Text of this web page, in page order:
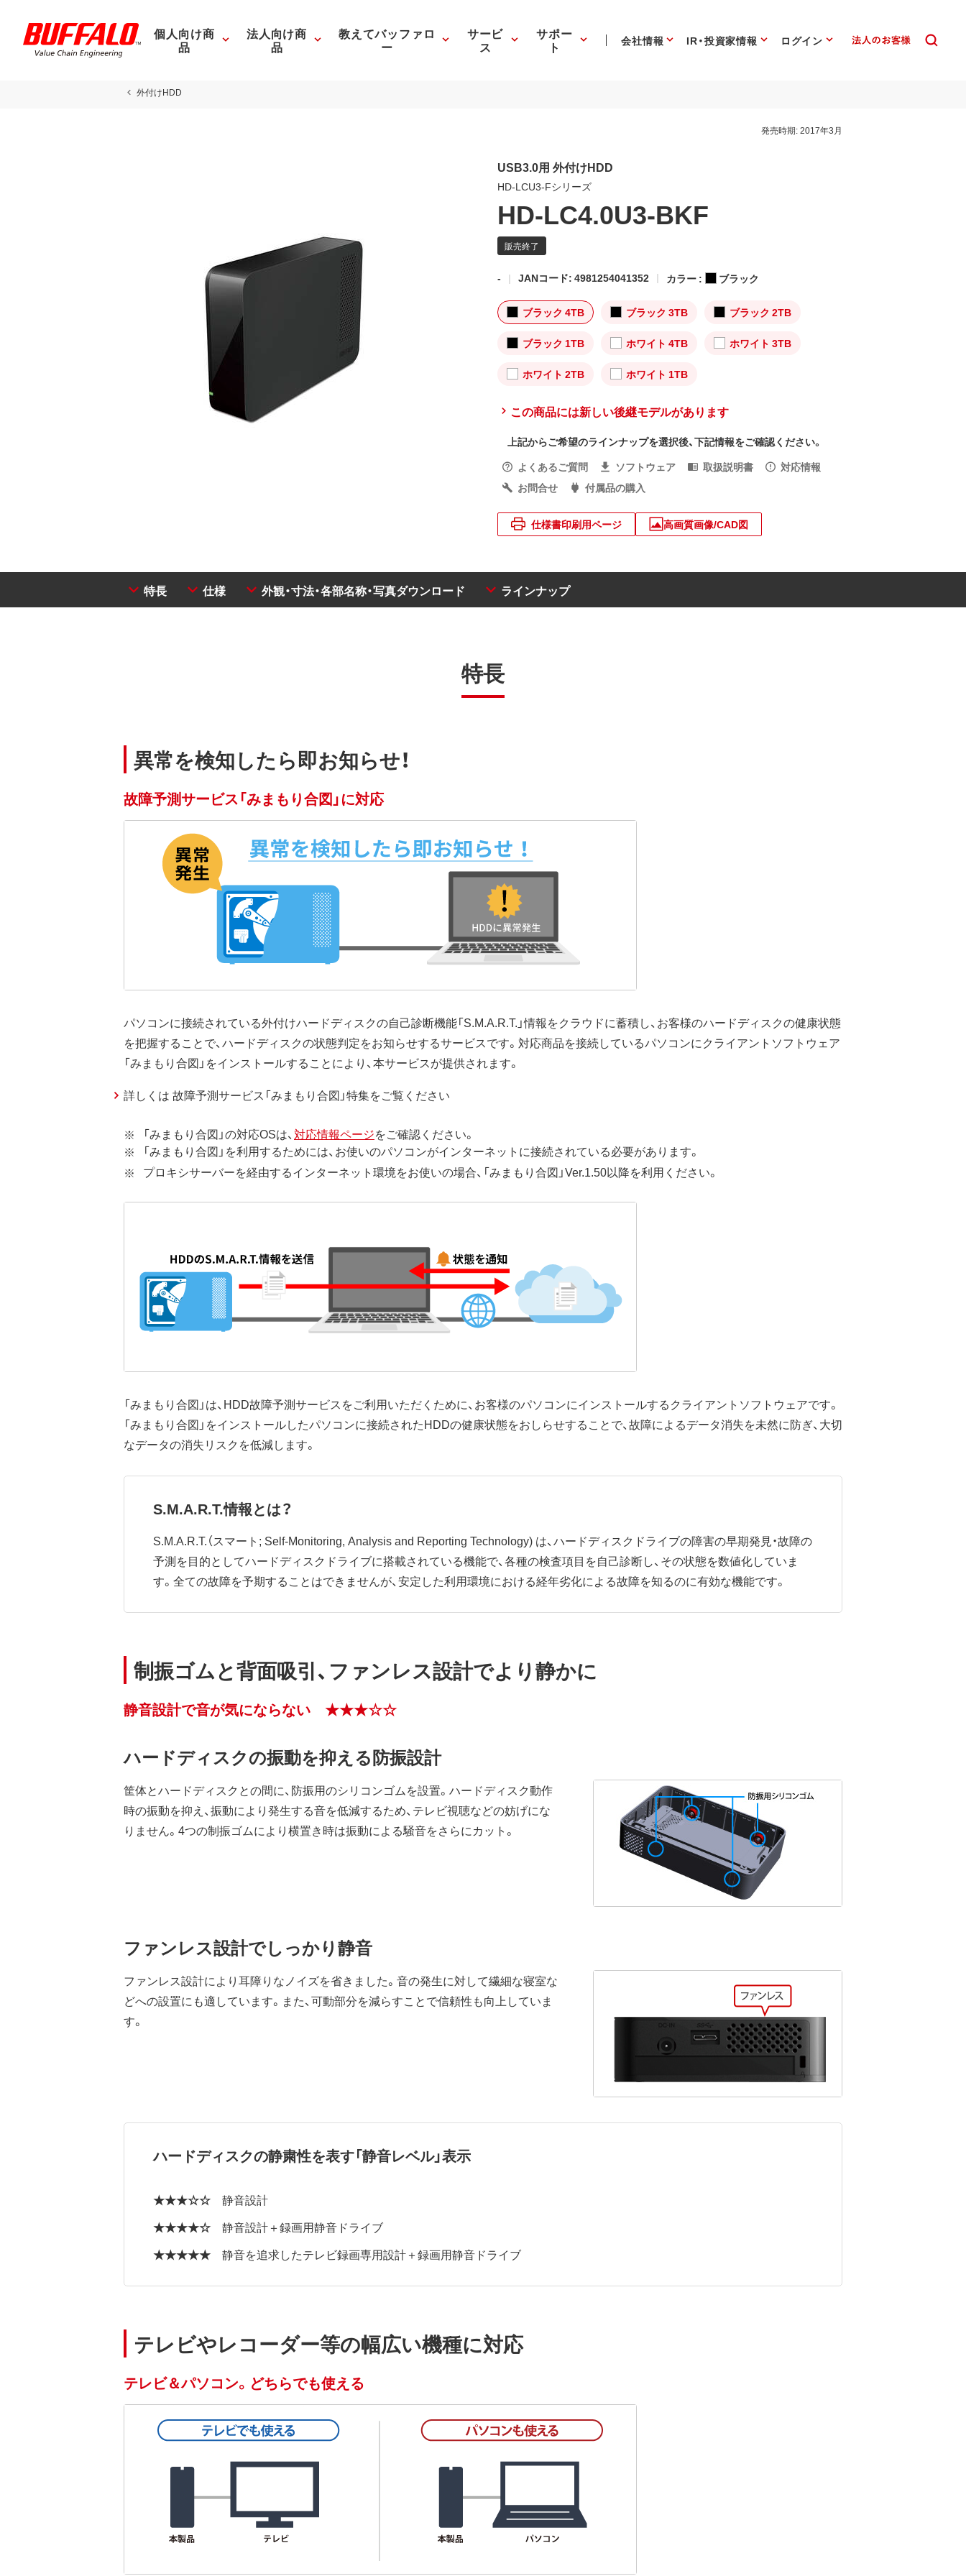
個人向け商
品
法人向け商
品
教えてバッファロ
ー
サービ
ス
サポー
ト 会社情報 IR・投資家情報 ログイン
外付けHDD
発売時期:2017年3月
USB3.0用 外付けHDD
HD-LCU3-Fシリーズ
HD-LC4.0U3-BKF
- JANコード: 4981254041352 カラー : ブラック
ブラック 4TB ブラック 3TB ブラック 2TB
ブラック 1TB ホワイト 4TB ホワイト 3TB
ホワイト 2TB ホワイト 1TB
この商品には新しい後継モデルがあります
上記からご希望のラインナップを選択後、下記情報をご確認ください。
よくあるご質問
ソフトウェア 取扱説明書
対応情報
お問合せ
付属品の購入
仕様書印刷用ページ 高画質画像/CAD図
特長 仕様 外観・寸法・各部名称・写真ダウンロード ラインナップ
特長
異常を検知したら即お知らせ！
故障予測サービス「みまもり合図」に対応
パソコンに接続されている外付けハードディスクの自己診断機能「S.M.A.R.T.」情報をクラウドに蓄積し、お客様のハードディスクの健康状態
を把握することで、ハードディスクの状態判定をお知らせするサービスです。対応商品を接続しているパソコンにクライアントソフトウェア
「みまもり合図」をインストールすることにより、本サービスが提供されます。
詳しくは 故障予測サービス「みまもり合図」特集をご覧ください
「みまもり合図」の対応OSは、対応情報ページをご確認ください。
「みまもり合図」を利用するためには、お使いのパソコンがインターネットに接続されている必要があります。
プロキシサーバーを経由するインターネット環境をお使いの場合、「みまもり合図」Ver.1.50以降を利用ください。
「みまもり合図」は、HDD故障予測サービスをご利用いただくために、お客様のパソコンにインストールするクライアントソフトウェアです。
「みまもり合図」をインストールしたパソコンに接続されたHDDの健康状態をおしらせすることで、故障によるデータ消失を未然に防ぎ、大切
なデータの消失リスクを低減します。
S.M.A.R.T.情報とは？
S.M.A.R.T.（スマート; Self-Monitoring, Analysis and Reporting Technology) は、ハードディスクドライブの障害の早期発見・故障の
予測を目的としてハードディスクドライブに搭載されている機能で、各種の検査項目を自己診断し、その状態を数値化していま
す。全ての故障を予期することはできませんが、安定した利用環境における経年劣化による故障を知るのに有効な機能です。
制振ゴムと背面吸引、ファンレス設計でより静かに
静音設計で音が気にならない ★★★☆☆
ハードディスクの振動を抑える防振設計
筐体とハードディスクとの間に、防振用のシリコンゴムを設置。ハードディスク動作
時の振動を抑え、振動により発生する音を低減するため、テレビ視聴などの妨げにな
りません。4つの制振ゴムにより横置き時は振動による騒音をさらにカット。
ファンレス設計でしっかり静音
ファンレス設計により耳障りなノイズを省きました。音の発生に対して繊細な寝室な
どへの設置にも適しています。また、可動部分を減らすことで信頼性も向上していま
す。
ハードディスクの静粛性を表す「静音レベル」表示
★★★☆☆
静音設計
★★★★☆
静音設計＋録画用静音ドライブ
★★★★★
静音を追求したテレビ録画専用設計＋録画用静音ドライブ
テレビやレコーダー等の幅広い機種に対応
テレビ＆パソコン。どちらでも使える